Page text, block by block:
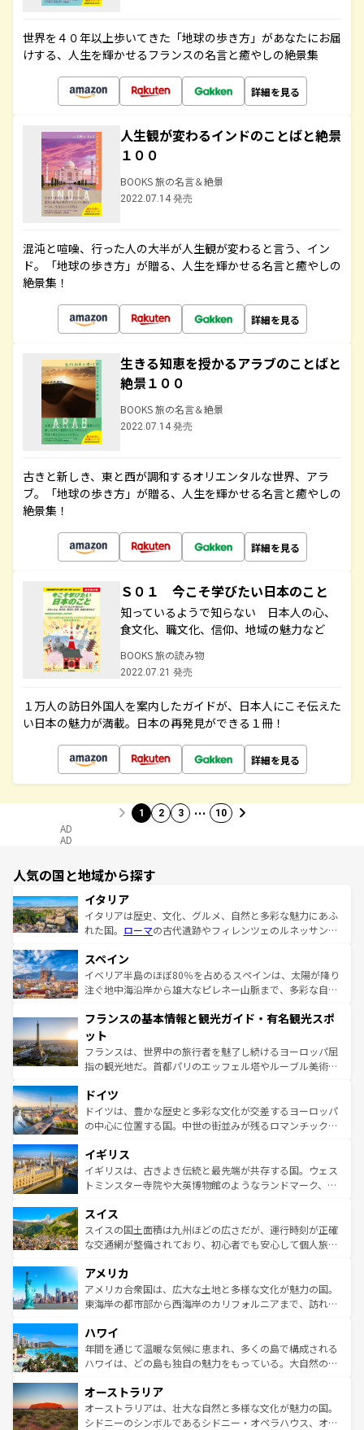
世界を４０年以上歩いてきた「地球の歩き方」があなたにお届
けする、人生を輝かせるフランスの名言と癒やしの絶景集
詳細を見る
人生観が変わるインドのことばと絶景
１００
BOOKS 旅の名言＆絶景
2022.07.14 発売
混沌と喧噪、行った人の大半が人生観が変わると言う、イン
ド。「地球の歩き方」が贈る、人生を輝かせる名言と癒やしの
絶景集！
詳細を見る
生きる知恵を授かるアラブのことばと
絶景１００
BOOKS 旅の名言＆絶景
2022.07.14 発売
古きと新しき、東と西が調和するオリエンタルな世界、アラ
ブ。「地球の歩き方」が贈る、人生を輝かせる名言と癒やしの
絶景集！
詳細を見る
Ｓ０１ 今こそ学びたい日本のこと
知っているようで知らない 日本人の心、
食文化、職文化、信仰、地域の魅力など
BOOKS 旅の読み物
2022.07.21 発売
１万人の訪日外国人を案内したガイドが、日本人にこそ伝えた
い日本の魅力が満載。日本の再発見ができる１冊！
詳細を見る
1 2 3 … 10
AD
AD
人気の国と地域から探す
イタリア
イタリアは歴史、文化、グルメ、自然と多彩な魅力にあふ
れた国。 ローマの古代遺跡やフィレンツェのルネッサンス
ろん、トスカーナの美しい田園風景やアマルフィ海岸の絶
景など、自然景観も見逃せない。観光の合間には、本場の
ピザやパスタなど、絶品のイタリア料理を堪能することも
ませてくれるイタリアで、忘れられない旅をしてみよう！
なお、新着のイタリア情報は
しい。
スペイン
イベリア半島のほぼ80％を占めるスペインは、太陽が降り
注ぐ地中海沿岸から雄大なピレネー山脈まで、多彩な自然
文化が根付くこの国では、情熱的なフラメンコ、熱気あふ
れる闘牛、そして美味しいタパスが生活の一部となってい
る。首都マドリードの洗練された雰囲気や、バルセロナの
アートに溢れた街角から、地方では古代ローマ遺跡や中世
せる。地方によって風土や気候が異なるスペインはその個
性で訪れる人を魅了する。 なお、新着のスペイン情報は コ
ンテンツ一覧を参照してほしい。
フランスの基本情報と観光ガイド・有名観光スポ
ット
フランスは、世界中の旅行者を魅了し続けるヨーロッパ屈
指の観光地だ。首都パリのエッフェル塔やルーブル美術館
で、幅広い魅力が詰まっている。華麗な宮殿、歴史的な大
聖堂、美しいビーチ、そして豊かな自然が、訪れる者を心
から魅了する。また、フランスは美食の国としても知ら
いる。シャンパンの発祥地であるランス、プロヴァンスの
香り高いラベンダー畑など、多彩な楽しみ方が可能だ。さ
らに、パリ以外の地域にも魅力が溢れており、どの街角に
れる地方に足を運ぶとそれぞれで全く異なる文化を体験で
きるだろう。 なお、新着のフランス情報はコンテンツ一覧
を参照してほしい。
ドイツ
ドイツは、豊かな歴史と多彩な文化が交差するヨーロッパ
の中心に位置する国。中世の街並みが残るロマンチック街
顔を持つこの国は、どこを歩いても飽きることがない。ベ
ルリンの文化的活気、バイエルン州のアルプスの絶景、そ
してライン川沿いのワイン畑といった風景は必見。ビール
は、お酒好きな人にはぜひ体験してほしい。 なお、新着の
ドイツ情報はコンテンツ一覧を参照してほしい。
イギリス
イギリスは、古きよき伝統と最先端が共存する国。ウェス
トミンスター寺院や大英博物館のようなランドマーク、歴
リアごとに異なる魅力がある。また、優雅なアフタヌーン
ティー、ビール好きにはたまらない英国パブ、サッカー観
戦など、本場だからこそできる体験も豊富。イギリスを旅
ンツ一覧を参照してほしい。
スイス
スイスの国土面積は九州ほどの広さだが、運行時刻が正確
な交通網が整備されており、初心者でも安心して個人旅行
の建物がそのまま残る町や、スイスならではのユニークな
博物館もあり、アルプス観光だけでなく町歩きも満喫する
ことができる。国民の所得が高いため物価も高いが、旅行
ば市内交通費無料で観光を楽しむこともできる。 なお、新
着のスイス情報はコンテンツ一覧 を参照してほしい。
アメリカ
アメリカ合衆国は、広大な土地と多様な文化が魅力の国。
東海岸の都市部から西海岸のカリフォルニアまで、訪れる
のような巨大都市は、観光、ショッピング、エンターテイ
ンメントが詰まった刺激的なスポットだ。一方、アメリカ
西部には大自然が広がり、グランドキャニオンやイエロー
部のニューオーリンズでは、音楽と美食が融合した独特の
文化が魅力。旅行者はアメリカの各地域で異なる魅力を楽
しみながら、その多様性と豊かな歴史を感じることができ
ハワイ
年間を通じて温暖な気候に恵まれ、多くの島で構成される
ハワイは、どの島も独自の魅力をもっている。大自然の神
ワイ島は見逃せない。また、定番の観光地といえばオアフ
島だが、静かな自然を求めるならマウイ島やカウアイ島が
おすすめ。エメラルドグリーンに輝く海をはじめ、豊かな
オーストラリア
オーストラリアは、壮大な自然と多様な文化が魅力の国。
シドニーのシンボルであるシドニー・オペラハウス、オー